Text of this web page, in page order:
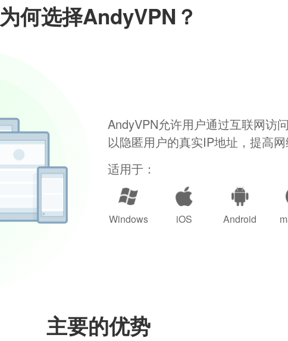
为何选择AndyVPN？
AndyVPN允许用户通过互联网访
以隐匿用户的真实IP地址，提高网
适用于：
Windows iOS Android
主要的优势